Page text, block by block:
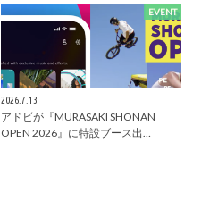
EVENT
2026.7.13
アドビが『MURASAKI SHONAN
OPEN 2026』に特設ブース出…